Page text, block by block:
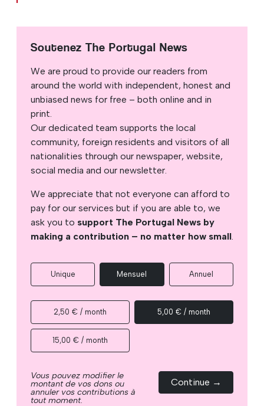
Soutenez The Portugal News
We are proud to provide our readers from
around the world with independent, honest and
unbiased news for free – both online and in
print.
Our dedicated team supports the local
community, foreign residents and visitors of all
nationalities through our newspaper, website,
social media and our newsletter.
We appreciate that not everyone can afford to
pay for our services but if you are able to, we
ask you to support The Portugal News by
making a contribution – no matter how small.
Unique Mensuel Annuel
2,50 € / month 5,00 € / month
15,00 € / month
Vous pouvez modifier le
montant de vos dons ou
annuler vos contributions à
tout moment.
Continue →